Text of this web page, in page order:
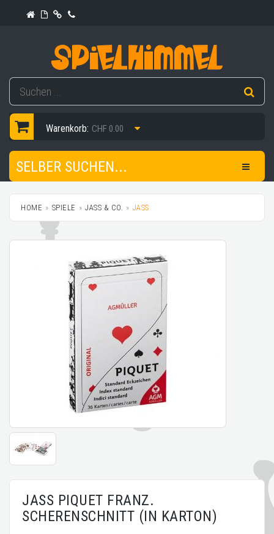
Warenkorb: CHF 0.00
SELBER SUCHEN...
HOME SPIELE JASS & CO. JASS
JASS PIQUET FRANZ.
SCHERENSCHNITT (IN KARTON)